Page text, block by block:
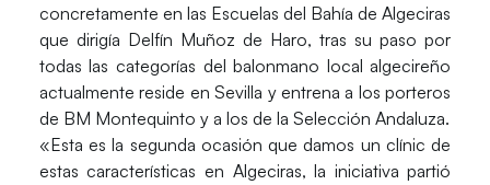
concretamente en las Escuelas del Bahía de Algeciras
que dirigía Delfín Muñoz de Haro, tras su paso por
todas las categorías del balonmano local algecireño
actualmente reside en Sevilla y entrena a los porteros
de BM Montequinto y a los de la Selección Andaluza.
«Esta es la segunda ocasión que damos un clínic de
estas características en Algeciras, la iniciativa partió